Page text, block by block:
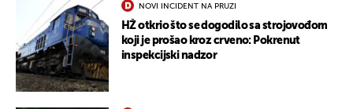
NOVI INCIDENT NA PRUZI
HŽ otkrio što se dogodilo sa strojovođom
koji je prošao kroz crveno: Pokrenut
inspekcijski nadzor